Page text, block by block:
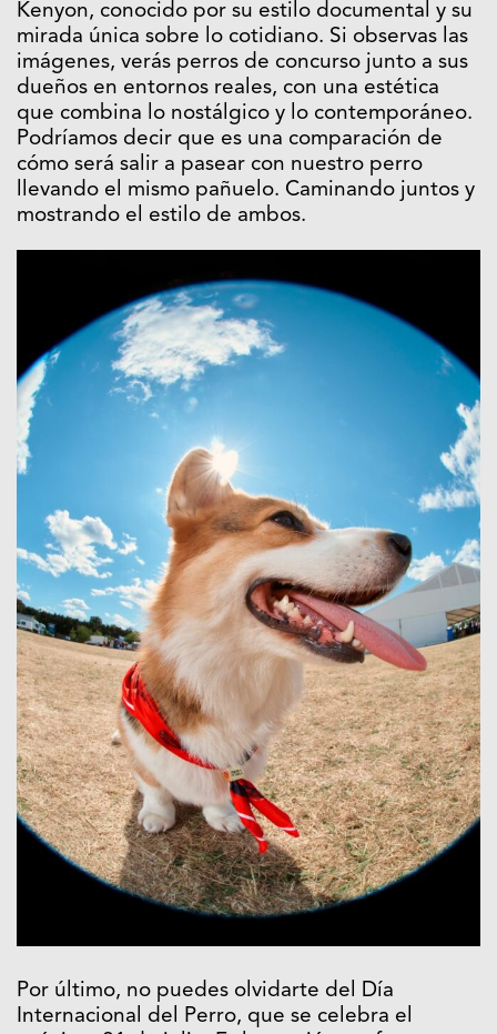
Kenyon, conocido por su estilo documental y su
mirada única sobre lo cotidiano. Si observas las
imágenes, verás perros de concurso junto a sus
dueños en entornos reales, con una estética
que combina lo nostálgico y lo contemporáneo.
Podríamos decir que es una comparación de
cómo será salir a pasear con nuestro perro
llevando el mismo pañuelo. Caminando juntos y
mostrando el estilo de ambos.
Por último, no puedes olvidarte del Día
Internacional del Perro, que se celebra el